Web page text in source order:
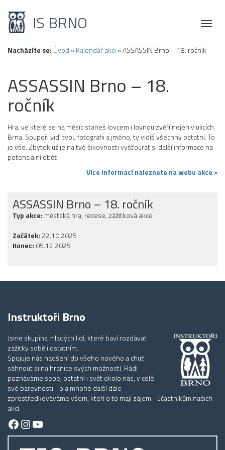
Toggle
IS BRNO
Nacházíte se: Úvod »Kalendář akcí»ASSASSIN Brno – 18. ročník
ASSASSIN Brno – 18.
ročník
Hra, ve které se na měsíc staneš lovcem i lovnou zvěří nejen v ulicích
Brna. Soupeři vidí tvou fotografii a jméno, ty vidíš všechny ostatní. To
je vše. Zbytek už je na tvé šikovnosti vyšťourat si další informace na
potenciální oběť.
Více informací naleznete na webu akce >
ASSASSIN Brno – 18. ročník
Typ akce: městská hra, recese, zážitková akce
Začátek:22.10.2025
Konec: 05.12.2025
Instruktoři Brno
Jsme skupina mladých lidí, které baví rozdávat
zážitky sobě i ostatním.
Spojuje nás nadšení do všeho nového a chuť
sáhnout si na hranice svých možností. Rádi
poznáváme sebe, ostatní i svět okolo nás, v celé
své barevnosti. To a mnohé další dále
zprostředkováváme všem, kteří o to mají zájem - účastníkům našich
akcí.
Facebook
Instagram
YouTube